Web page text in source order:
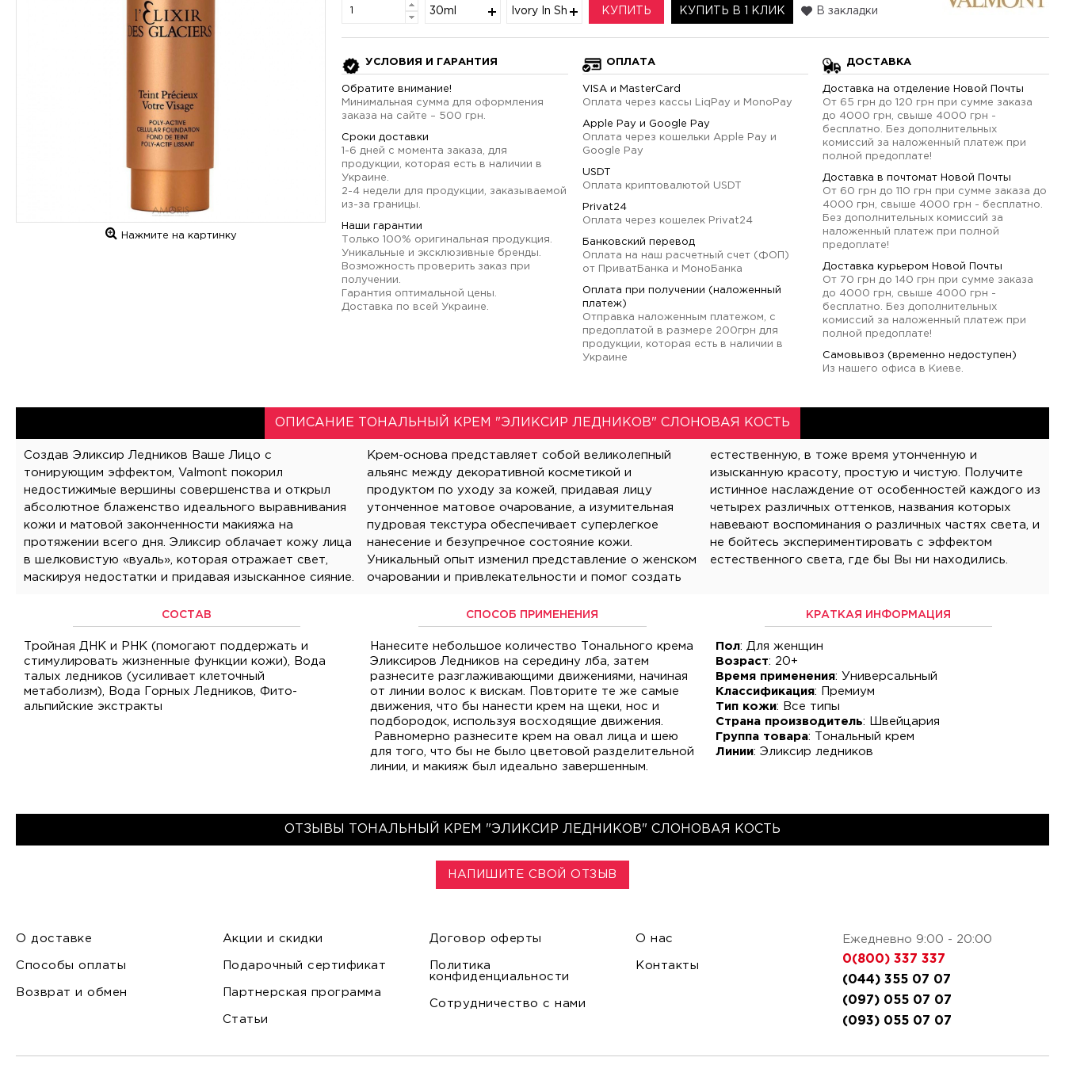
Нажмите на картинку
30ml Ivory In Shangai КУПИТЬ КУПИТЬ В 1 КЛИК В закладки
УСЛОВИЯ И ГАРАНТИЯ
Обратите внимание!
Минимальная сумма для оформления
заказа на сайте – 500 грн.
Сроки доставки
1-6 дней с момента заказа, для
продукции, которая есть в наличии в
Украине.
2-4 недели для продукции, заказываемой
из-за границы.
Наши гарантии
Только 100% оригинальная продукция.
Уникальные и эксклюзивные бренды.
Возможность проверить заказ при
получении.
Гарантия оптимальной цены.
Доставка по всей Украине.
ОПЛАТА
VISA и MasterCard
Оплата через кассы LiqPay и MonoPay
Apple Pay и Google Pay
Оплата через кошельки Apple Pay и
Google Pay
USDT
Оплата криптовалютой USDT
Privat24
Оплата через кошелек Privat24
Банковский перевод
Оплата на наш расчетный счет (ФОП)
от ПриватБанка и МоноБанка
Оплата при получении (наложенный
платеж)
Отправка наложенным платежом, с
предоплатой в размере 200грн для
продукции, которая есть в наличии в
Украине
ДОСТАВКА
Доставка на отделение Новой Почты
От 65 грн до 120 грн при сумме заказа
до 4000 грн, свыше 4000 грн -
бесплатно. Без дополнительных
комиссий за наложенный платеж при
полной предоплате!
Доставка в почтомат Новой Почты
От 60 грн до 110 грн при сумме заказа до
4000 грн, свыше 4000 грн - бесплатно.
Без дополнительных комиссий за
наложенный платеж при полной
предоплате!
Доставка курьером Новой Почты
От 70 грн до 140 грн при сумме заказа
до 4000 грн, свыше 4000 грн -
бесплатно. Без дополнительных
комиссий за наложенный платеж при
полной предоплате!
Самовывоз (временно недоступен)
Из нашего офиса в Киеве.
ОПИСАНИЕ ТОНАЛЬНЫЙ КРЕМ "ЭЛИКСИР ЛЕДНИКОВ" СЛОНОВАЯ КОСТЬ
Создав Эликсир Ледников Ваше Лицо с
тонирующим эффектом, Valmont покорил
недостижимые вершины совершенства и открыл
абсолютное блаженство идеального выравнивания
кожи и матовой законченности макияжа на
протяжении всего дня. Эликсир облачает кожу лица
в шелковистую «вуаль», которая отражает свет,
маскируя недостатки и придавая изысканное сияние.
Крем-основа представляет собой великолепный
альянс между декоративной косметикой и
продуктом по уходу за кожей, придавая лицу
утонченное матовое очарование, а изумительная
пудровая текстура обеспечивает суперлегкое
нанесение и безупречное состояние кожи.
Уникальный опыт изменил представление о женском
очаровании и привлекательности и помог создать
естественную, в тоже время утонченную и
изысканную красоту, простую и чистую. Получите
истинное наслаждение от особенностей каждого из
четырех различных оттенков, названия которых
навевают воспоминания о различных частях света, и
не бойтесь экспериментировать с эффектом
естественного света, где бы Вы ни находились.
СОСТАВ
Тройная ДНК и РНК (помогают поддержать и
стимулировать жизненные функции кожи), Вода
талых ледников (усиливает клеточный
метаболизм), Вода Горных Ледников, Фито-
альпийские экстракты
СПОСОБ ПРИМЕНЕНИЯ
Нанесите небольшое количество Тонального крема
Эликсиров Ледников на середину лба, затем
разнесите разглаживающими движениями, начиная
от линии волос к вискам. Повторите те же самые
движения, что бы нанести крем на щеки, нос и
подбородок, используя восходящие движения.
Равномерно разнесите крем на овал лица и шею
для того, что бы не было цветовой разделительной
линии, и макияж был идеально завершенным.
КРАТКАЯ ИНФОРМАЦИЯ
Пол: Для женщин
Возраст: 20+
Время применения: Универсальный
Классификация: Премиум
Тип кожи: Все типы
Страна производитель: Швейцария
Группа товара: Тональный крем
Линии: Эликсир ледников
ОТЗЫВЫ ТОНАЛЬНЫЙ КРЕМ "ЭЛИКСИР ЛЕДНИКОВ" СЛОНОВАЯ КОСТЬ
НАПИШИТЕ СВОЙ ОТЗЫВ
О доставке
Способы оплаты
Возврат и обмен
Акции и скидки
Подарочный сертификат
Партнерская программа
Статьи
Договор оферты
Политика
конфиденциальности
Сотрудничество с нами
О нас
Контакты
Ежедневно 9:00 - 20:00
0(800) 337 337
(044) 355 07 07
(097) 055 07 07
(093) 055 07 07